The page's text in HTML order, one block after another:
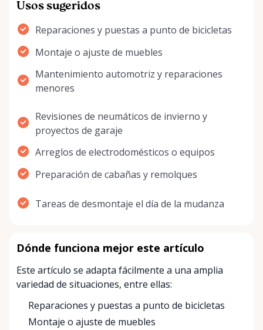
Usos sugeridos
Reparaciones y puestas a punto de bicicletas
Montaje o ajuste de muebles
Mantenimiento automotriz y reparaciones
menores
Revisiones de neumáticos de invierno y
proyectos de garaje
Arreglos de electrodomésticos o equipos
Preparación de cabañas y remolques
Tareas de desmontaje el día de la mudanza
Dónde funciona mejor este artículo
Este artículo se adapta fácilmente a una amplia
variedad de situaciones, entre ellas:
Reparaciones y puestas a punto de bicicletas
Montaje o ajuste de muebles